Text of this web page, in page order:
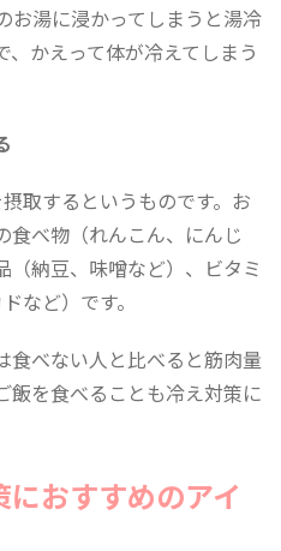
お湯に浸かってしまうと湯冷
かえって体が冷えてしまう
取するというものです。お
食べ物（れんこん、にんじ
（納豆、味噌など）、ビタミ
など）です。
食べない人と比べると筋肉量
飯を食べることも冷え対策に
おすすめのアイ